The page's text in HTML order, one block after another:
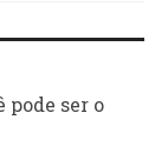
pode ser o